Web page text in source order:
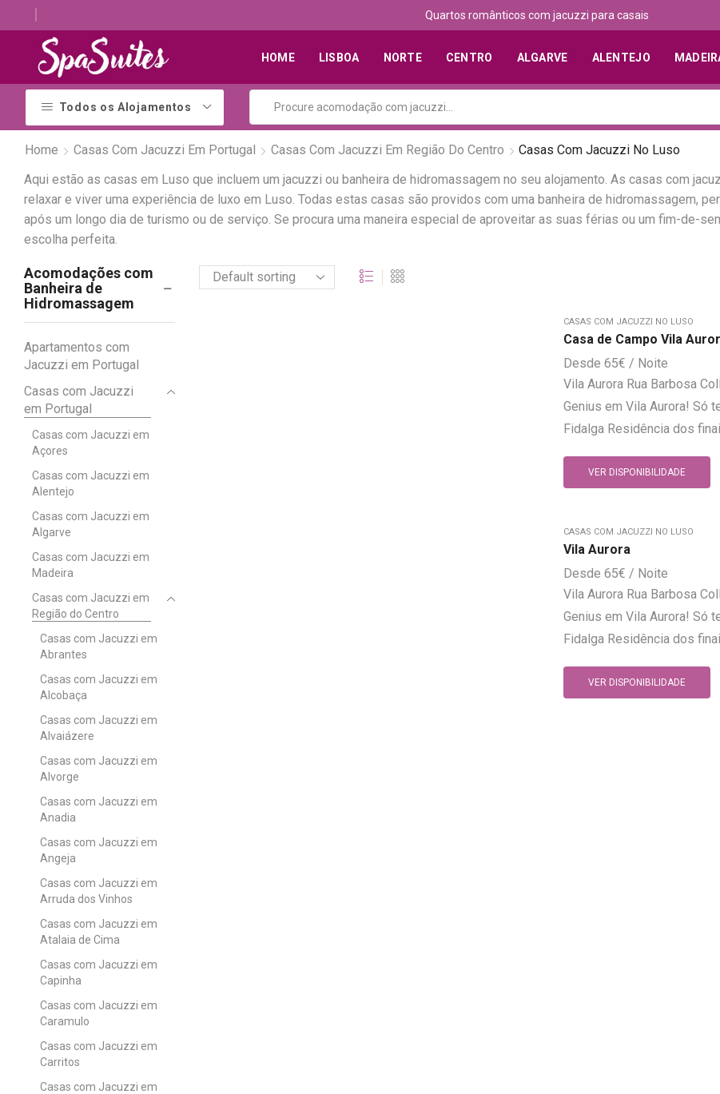
Quartos românticos com jacuzzi para casais
HOME LISBOA NORTE CENTRO ALGARVE ALENTEJO
Todos os Alojamentos
Home Casas Com Jacuzzi Em Portugal Casas Com Jacuzzi Em Região Do Centro Casas Com Jacuzzi No Luso
Aqui estão as casas em Luso que incluem um jacuzzi ou banheira de hidromassagem no seu alojamento. As casas com
relaxar e viver uma experiência de luxo em Luso. Todas estas casas são providos com uma banheira de hidromassagem,
após um longo dia de turismo ou de serviço. Se procura uma maneira especial de aproveitar as suas férias ou um fim-de-
escolha perfeita.
CASAS COM JACUZZI NO LUSO
Casa de Campo Vila
65€
Vila Aurora Rua Barbosa
Genius em Vila Aurora! Só
Fidalga Residência dos
VER DISPONIBILIDADE
CASAS COM JACUZZI NO LUSO
Vila Aurora
65€
Vila Aurora Rua Barbosa
Genius em Vila Aurora! Só
Fidalga Residência dos
VER DISPONIBILIDADE
Acomodações com
Banheira de
Hidromassagem
Apartamentos com
Jacuzzi em Portugal
Casas com Jacuzzi
em Portugal
Casas com Jacuzzi em
Açores
Casas com Jacuzzi em
Alentejo
Casas com Jacuzzi em
Algarve
Casas com Jacuzzi em
Madeira
Casas com Jacuzzi em
Região do Centro
Casas com Jacuzzi em
Abrantes
Casas com Jacuzzi em
Alcobaça
Casas com Jacuzzi em
Alvaiázere
Casas com Jacuzzi em
Alvorge
Casas com Jacuzzi em
Anadia
Casas com Jacuzzi em
Angeja
Casas com Jacuzzi em
Arruda dos Vinhos
Casas com Jacuzzi em
Atalaia de Cima
Casas com Jacuzzi em
Capinha
Casas com Jacuzzi em
Caramulo
Casas com Jacuzzi em
Carritos
Casas com Jacuzzi em